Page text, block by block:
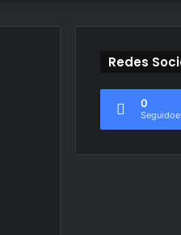
Redes
0